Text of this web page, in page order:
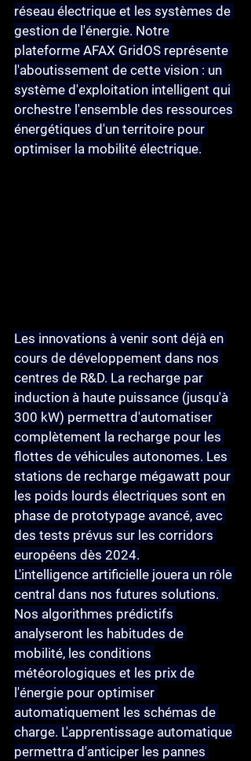
réseau électrique et les systèmes de
gestion de l'énergie. Notre
plateforme AFAX GridOS représente
l'aboutissement de cette vision : un
système d'exploitation intelligent qui
orchestre l'ensemble des ressources
énergétiques d'un territoire pour
optimiser la mobilité électrique.
Les innovations à venir sont déjà en
cours de développement dans nos
centres de R&D. La recharge par
induction à haute puissance (jusqu'à
300 kW) permettra d'automatiser
complètement la recharge pour les
flottes de véhicules autonomes. Les
stations de recharge mégawatt pour
les poids lourds électriques sont en
phase de prototypage avancé, avec
des tests prévus sur les corridors
européens dès 2024.
L'intelligence artificielle jouera un rôle
central dans nos futures solutions.
Nos algorithmes prédictifs
analyseront les habitudes de
mobilité, les conditions
météorologiques et les prix de
l'énergie pour optimiser
automatiquement les schémas de
charge. L'apprentissage automatique
permettra d'anticiper les pannes